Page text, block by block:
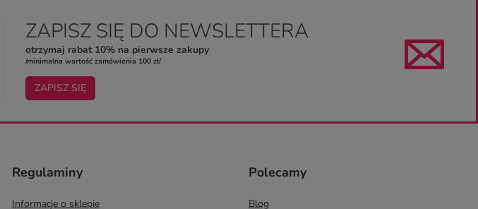
ZAPISZ SIĘ DO NEWSLETTERA
otrzymaj rabat 10% na pierwsze zakupy
/minimalna wartość zamówienia 100 zł/
ZAPISZ SIĘ
Regulaminy
Informacje o sklepie
Polecamy
Blog